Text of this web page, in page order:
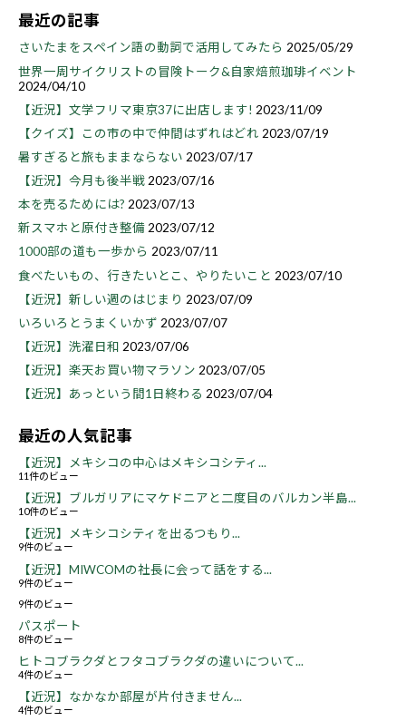
最近の記事
さいたまをスペイン語の動詞で活用してみたら 2025/05/29
世界一周サイクリストの冒険トーク&自家焙煎珈琲イベント
2024/04/10
【近況】文学フリマ東京37に出店します! 2023/11/09
【クイズ】この市の中で仲間はずれはどれ 2023/07/19
暑すぎると旅もままならない 2023/07/17
【近況】今月も後半戦 2023/07/16
本を売るためには? 2023/07/13
新スマホと原付き整備2023/07/12
1000部の道も一歩から 2023/07/11
食べたいもの、行きたいとこ、やりたいこと 2023/07/10
【近況】新しい週のはじまり 2023/07/09
いろいろとうまくいかず 2023/07/07
【近況】洗濯日和 2023/07/06
【近況】楽天お買い物マラソン 2023/07/05
【近況】あっという間1日終わる 2023/07/04
最近の人気記事
【近況】メキシコの中心はメキシコシティ...
11件のビュー
【近況】ブルガリアにマケドニアと二度目のバルカン半島...
10件のビュー
【近況】メキシコシティを出るつもり...
9件のビュー
【近況】MIWCOMの社長に会って話をする...
9件のビュー
9件のビュー
パスポート
8件のビュー
ヒトコブラクダとフタコブラクダの違いについて...
4件のビュー
【近況】なかなか部屋が片付きません...
4件のビュー